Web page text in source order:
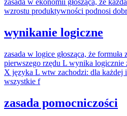
wzrostu produktywności podnosi
wynikanie logiczne
zasada w logice głosząca, że formuła
pierwszego rzędu L wynika logicznie
X języka L wtw zachodzi: dla każdej
wszystkie f
zasada pomocniczości